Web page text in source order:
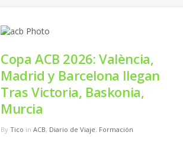
Copa ACB 2026: València,
Madrid y Barcelona llegan
Tras Victoria, Baskonia,
Murcia
By Tico in ACB, Diario de Viaje, Formación